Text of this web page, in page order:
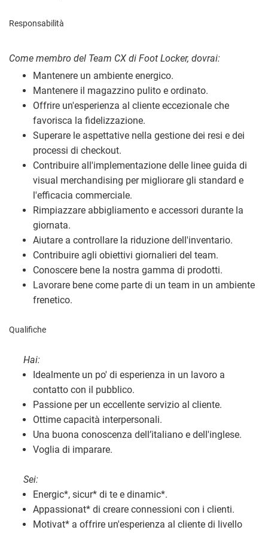
Responsabilità
Come membro del Team CX di Foot Locker, dovrai:
Mantenere un ambiente energico.
Mantenere il magazzino pulito e ordinato.
Offrire un'esperienza al cliente eccezionale che
favorisca la fidelizzazione.
Superare le aspettative nella gestione dei resi e dei
processi di checkout.
Contribuire all'implementazione delle linee guida di
visual merchandising per migliorare gli standard e
l'efficacia commerciale.
Rimpiazzare abbigliamento e accessori durante la
giornata.
Aiutare a controllare la riduzione dell'inventario.
Contribuire agli obiettivi giornalieri del team.
Conoscere bene la nostra gamma di prodotti.
Lavorare bene come parte di un team in un ambiente
frenetico.
Qualifiche
Hai:
Idealmente un po' di esperienza in un lavoro a
contatto con il pubblico.
Passione per un eccellente servizio al cliente.
Ottime capacità interpersonali.
Una buona conoscenza dell’italiano e dell'inglese.
Voglia di imparare.
Sei:
Energic*, sicur* di te e dinamic*.
Appassionat* di creare connessioni con i clienti.
Motivat* a offrire un'esperienza al cliente di livello